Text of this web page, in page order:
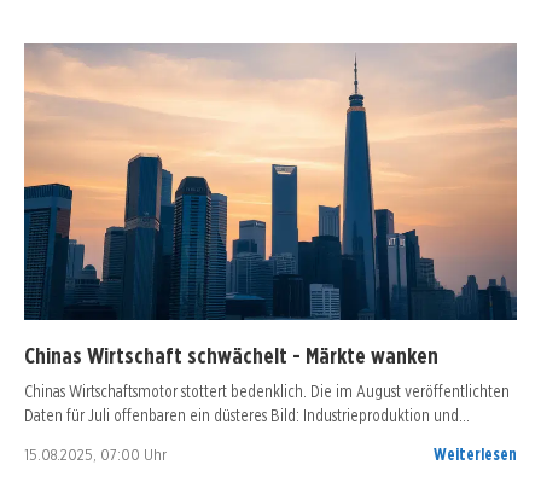
Chinas Wirtschaft schwächelt - Märkte wanken
Chinas Wirtschaftsmotor stottert bedenklich. Die im August veröffentlichten
Daten für Juli offenbaren ein düsteres Bild: Industrieproduktion und…
15.08.2025, 07:00 Uhr Weiterlesen